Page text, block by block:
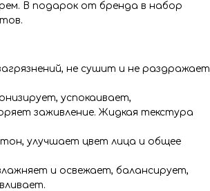
В подарок от бренда в набор
не сушит и не раздражает
успокаивает,
заживление. Жидкая текстура
улучшает цвет лица и общее
и освежает, балансирует,